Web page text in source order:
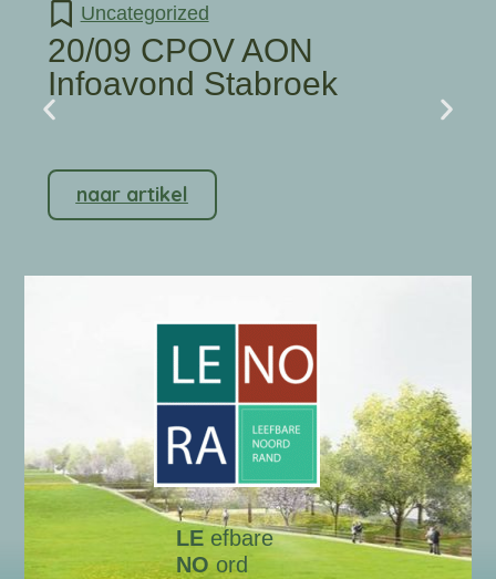
Uncategorized
20/09 CPOV AON
Infoavond Stabroek
naar artikel
LE efbare
NOord